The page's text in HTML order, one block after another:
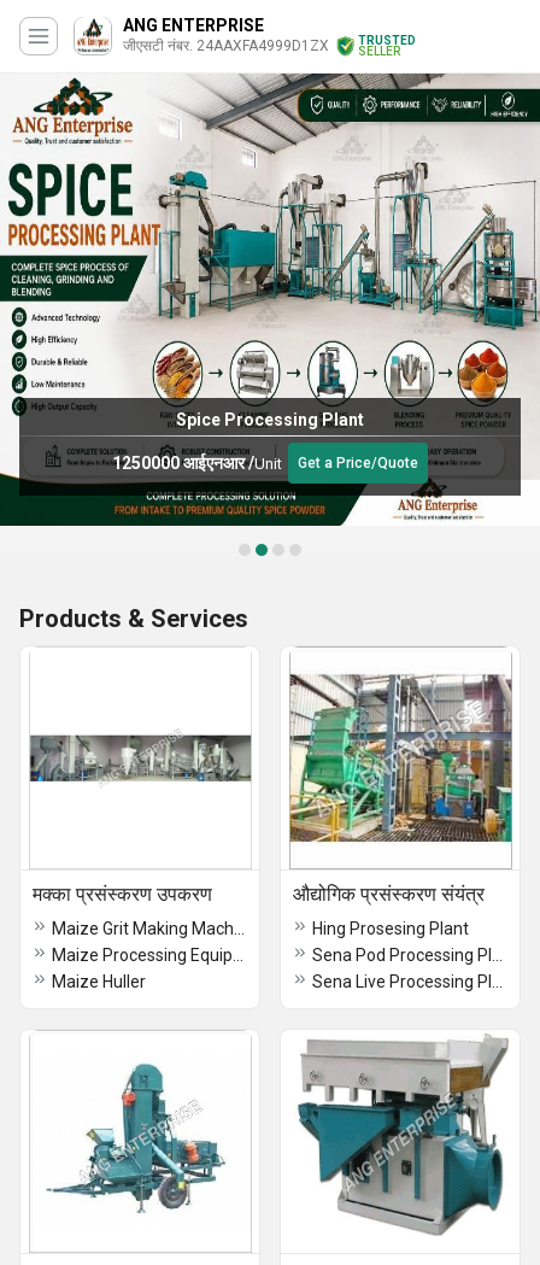
ANG ENTERPRISE
जीएसटी नंबर. 24AAXFA4999D1ZX
TRUSTED
SELLER
Spice Processing Plant
1250000 आईएनआर/Unit Get a Price/Quote
Products & Services
मक्का प्रसंस्करण उपकरण
Maize Huller
औद्योगिक प्रसंस्करण संयंत्र
Hing Prosesing Plant